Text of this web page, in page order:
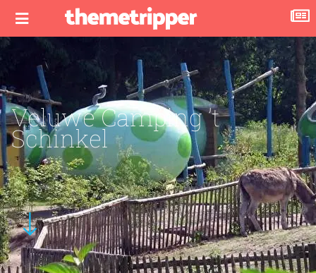
Veluwe Camping ’t
Schinkel